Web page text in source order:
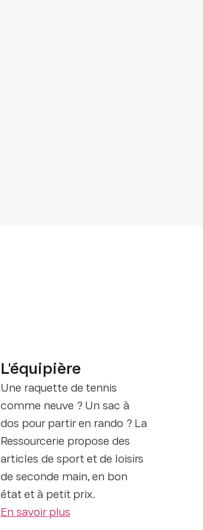
L'équipière
Une raquette de tennis
comme neuve ? Un sac à
dos pour partir en rando ? La
Ressourcerie propose des
articles de sport et de loisirs
de seconde main, en bon
état et à petit prix.
En savoir plus